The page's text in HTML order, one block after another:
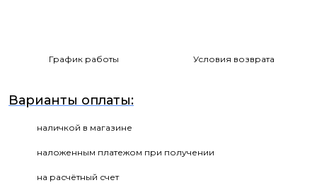
График работы Условия возврата
Варианты оплаты:
наличкой в магазине
наложенным платежом при получении
на расчётный счет